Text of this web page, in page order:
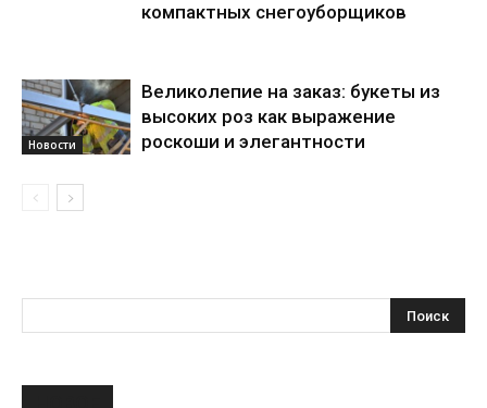
компактных снегоуборщиков
Новости
Великолепие на заказ: букеты из
высоких роз как выражение
роскоши и элегантности